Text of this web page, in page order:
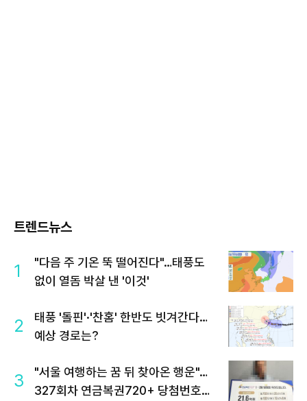
트렌드뉴스
1
"다음 주 기온 뚝 떨어진다"…태풍도
없이 열돔 박살 낸 '이것'
2
태풍 '돌핀'·'찬홈' 한반도 빗겨간다…
예상 경로는?
3
"서울 여행하는 꿈 뒤 찾아온 행운"…
327회차 연금복권720+ 당첨번호조